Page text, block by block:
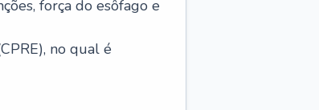
força do esôfago e
no qual é